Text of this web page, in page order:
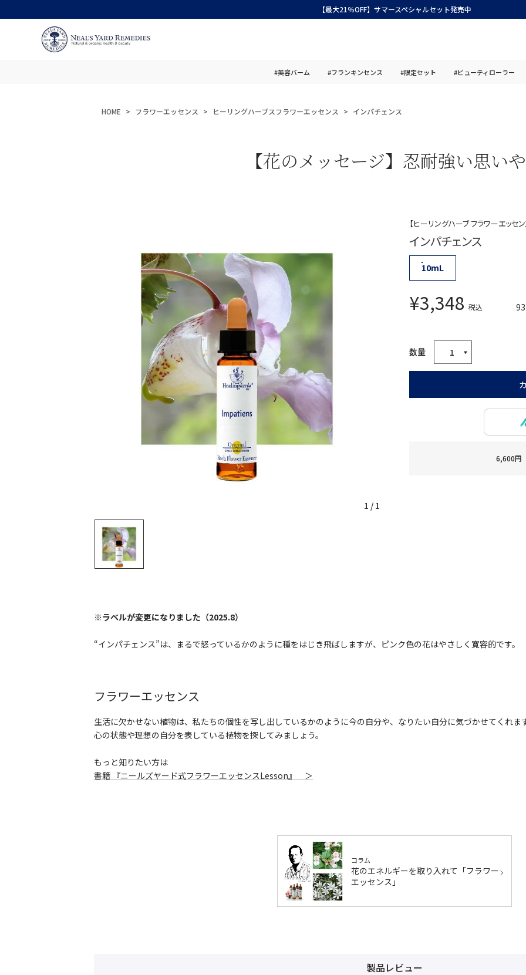
【最大21％OFF】サマースペシャルセット発売中
#美容バーム #フランキンセンス #限定セット #ビューティローラー
HOME フラワーエッセンス ヒーリングハーブスフラワーエッセンス インパチェンス
【花のメッセージ】忍耐強い思い
1 / 1
【ヒーリングハーブ フラワーエッセン
インパチェンス
10mL
¥3,348 税込 93
6,600円
※ラベルが変更になりました（2025.8）
“インパチェンス”は、まるで怒っているかのように種をはじき飛ばしますが、ピンク色の花はやさしく寛容的です。
フラワーエッセンス
生活に欠かせない植物は、私たちの個性を写し出しているかのように今の自分や、なりたい自分に気づかせてくれま
心の状態や理想の自分を表している植物を探してみましょう。
もっと知りたい方は
書籍 『ニールズヤード式フラワーエッセンスLesson』 ＞
コラム
花のエネルギーを取り入れて「フラワー
エッセンス」
製品レビュー